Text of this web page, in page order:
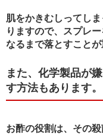
肌をかきむしってし
りますので、スプレ
なるまで落とすことが
また、化学製品が
す方法もあります。
お酢の役割は、その殺